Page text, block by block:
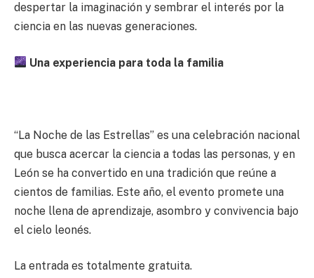
despertar la imaginación y sembrar el interés por la
ciencia en las nuevas generaciones.
Una experiencia para toda la familia
“La Noche de las Estrellas” es una celebración nacional
que busca acercar la ciencia a todas las personas, y en
León se ha convertido en una tradición que reúne a
cientos de familias. Este año, el evento promete una
noche llena de aprendizaje, asombro y convivencia bajo
el cielo leonés.
La entrada es totalmente gratuita.